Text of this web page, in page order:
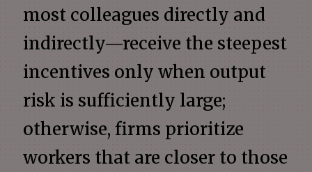
most colleagues directly and
indirectly—receive the steepest
incentives only when output
risk is sufficiently large;
otherwise, firms prioritize
workers that are closer to those